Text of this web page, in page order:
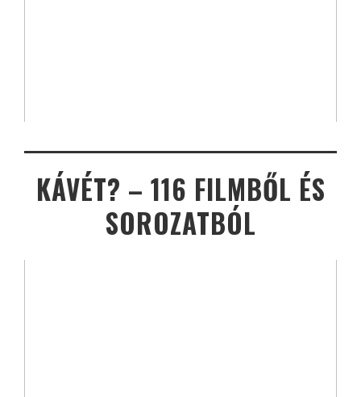
KÁVÉT? – 116 FILMBŐL ÉS
SOROZATBÓL